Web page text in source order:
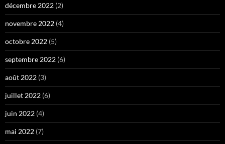
décembre 2022 (2)
novembre 2022 (4)
octobre 2022 (5)
septembre 2022 (6)
août 2022 (3)
juillet 2022 (6)
juin 2022 (4)
mai 2022 (7)